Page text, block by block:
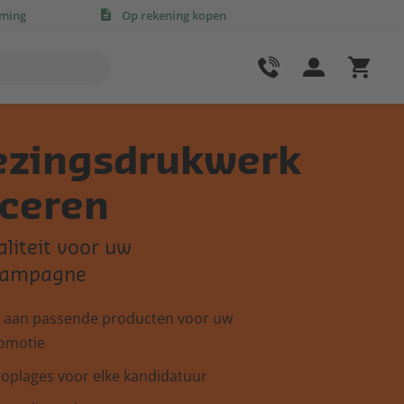
Op rekening kopen
voor uw
passende producten voor uw
voor elke kandidatuur